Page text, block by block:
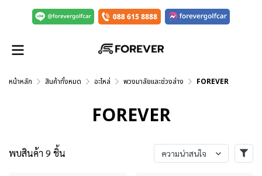
หน้าหลัก สินค้าทั้งหมด อะไหล่ พวงมาลัยและช่วงล่าง FOREVER
FOREVER
พบสินค้า 9 ชิ้น ความน่าสนใจ